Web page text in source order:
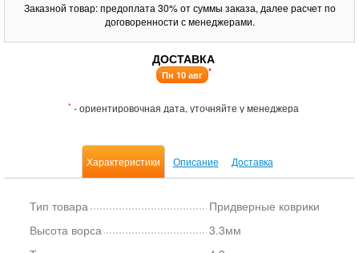
Заказной товар: предоплата 30% от суммы заказа, далее расчет по
договоренности с менеджерами.
ДОСТАВКА
Пн 10 авг *
* - ориентировочная дата, уточняйте у менеджера
Характеристики Описание Доставка
Тип товара
Придверные коврики
Высота ворса
3.3мм